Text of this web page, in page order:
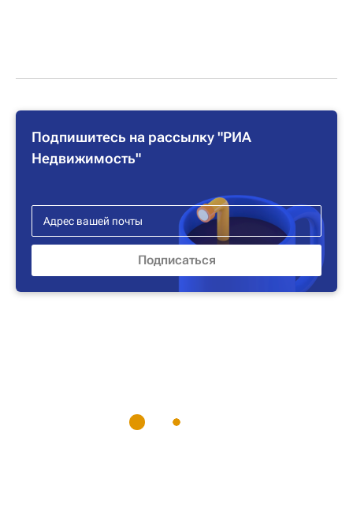
Подпишитесь на рассылку "РИА
Недвижимость"